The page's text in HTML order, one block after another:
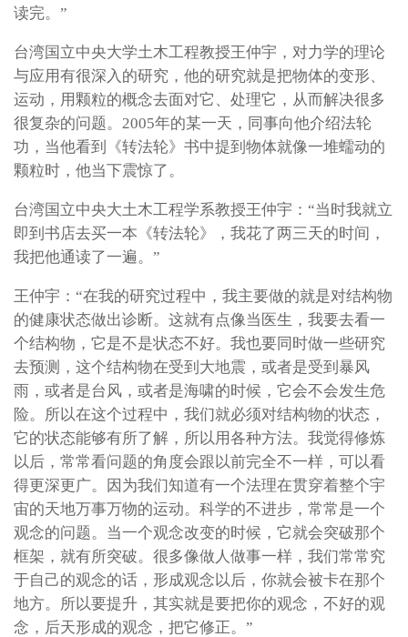
读完。”
台湾国立中央大学土木工程教授王仲宇，对力学的理论
与应用有很深入的研究，他的研究就是把物体的变形、
运动，用颗粒的概念去面对它、处理它，从而解决很多
很复杂的问题。2005年的某一天，同事向他介绍法轮
功，当他看到《转法轮》书中提到物体就像一堆蠕动的
颗粒时，他当下震惊了。
台湾国立中央大土木工程学系教授王仲宇：“当时我就立
即到书店去买一本《转法轮》，我花了两三天的时间，
我把他通读了一遍。”
王仲宇：“在我的研究过程中，我主要做的就是对结构物
的健康状态做出诊断。这就有点像当医生，我要去看一
个结构物，它是不是状态不好。我也要同时做一些研究
去预测，这个结构物在受到大地震，或者是受到暴风
雨，或者是台风，或者是海啸的时候，它会不会发生危
险。所以在这个过程中，我们就必须对结构物的状态，
它的状态能够有所了解，所以用各种方法。我觉得修炼
以后，常常看问题的角度会跟以前完全不一样，可以看
得更深更广。因为我们知道有一个法理在贯穿着整个宇
宙的天地万事万物的运动。科学的不进步，常常是一个
观念的问题。当一个观念改变的时候，它就会突破那个
框架，就有所突破。很多像做人做事一样，我们常常究
于自己的观念的话，形成观念以后，你就会被卡在那个
地方。所以要提升，其实就是要把你的观念，不好的观
念，后天形成的观念，把它修正。”